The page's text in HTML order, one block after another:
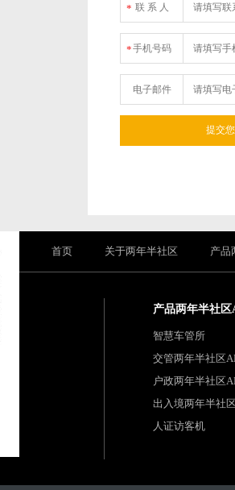
* 联 系 人
*手机号码
电子邮件
首页 关于两年半社区 产品
产品两年半社区
智慧车管所
交管两年半社区
户政两年半社区
出入境两年半社
人证访客机